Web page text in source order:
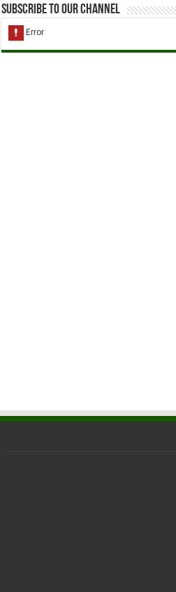
Subscribe to our Channel